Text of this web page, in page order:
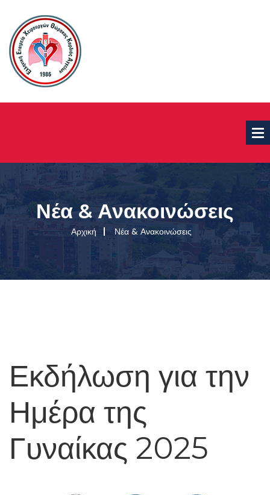
Νέα & Ανακοινώσεις
Αρχική Νέα & Ανακοινώσεις
Εκδήλωση για την
Ημέρα της
Γυναίκας 2025